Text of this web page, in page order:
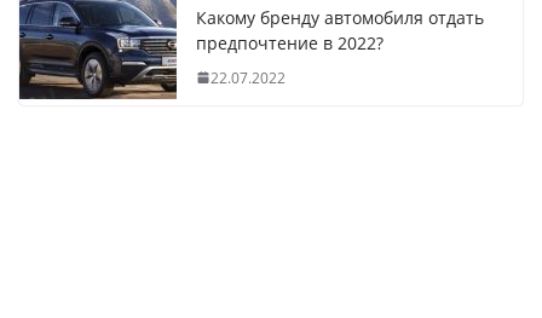
Какому бренду автомобиля отдать
предпочтение в 2022?
22.07.2022